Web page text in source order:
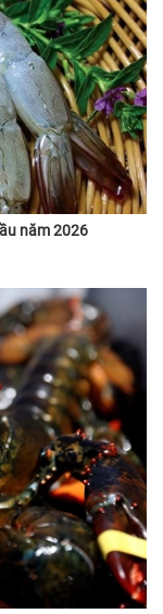
năm 2026